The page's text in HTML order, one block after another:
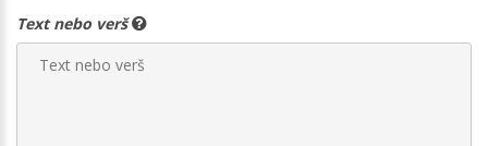
Text nebo verš